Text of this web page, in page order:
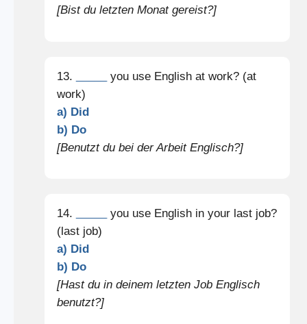
[Bist du letzten Monat gereist?]
13.
you use English at work? (at
work)
a) Did
b) Do
[Benutzt du bei der Arbeit Englisch?]
14.
you use English in your last job?
(last job)
a) Did
b) Do
[Hast du in deinem letzten Job Englisch
benutzt?]